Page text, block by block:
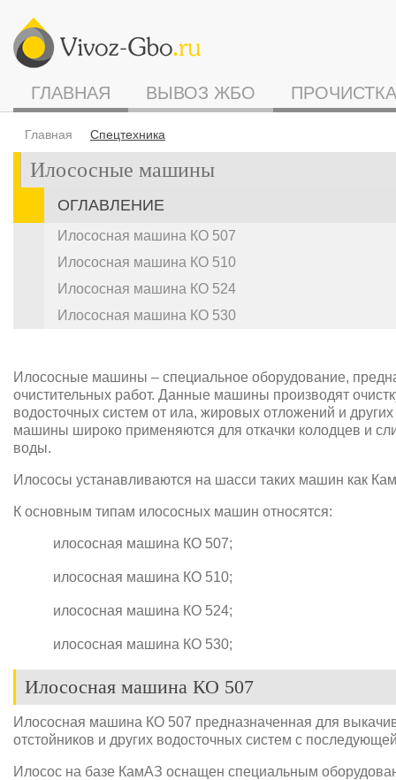
ГЛАВНАЯ ВЫВОЗ ЖБО
Главная Спецтехника
Илососные машины
ОГЛАВЛЕНИЕ
Илососная машина КО 507
Илососная машина КО 510
Илососная машина КО 524
Илососная машина КО 530
Илососные машины – специальное оборудование,
очистительных работ. Данные машины производят
водосточных систем от ила, жировых отложений и
машины широко применяются для откачки колодцев и
воды.
Илососы устанавливаются на шасси таких машин как
К основным типам илососных машин относятся:
илососная машина КО 507;
илососная машина КО 510;
илососная машина КО 524;
илососная машина КО 530;
Илососная машина КО 507
Илососная машина КО 507 предназначенная для
отстойников и других водосточных систем с
Илосос на базе КамАЗ оснащен специальным